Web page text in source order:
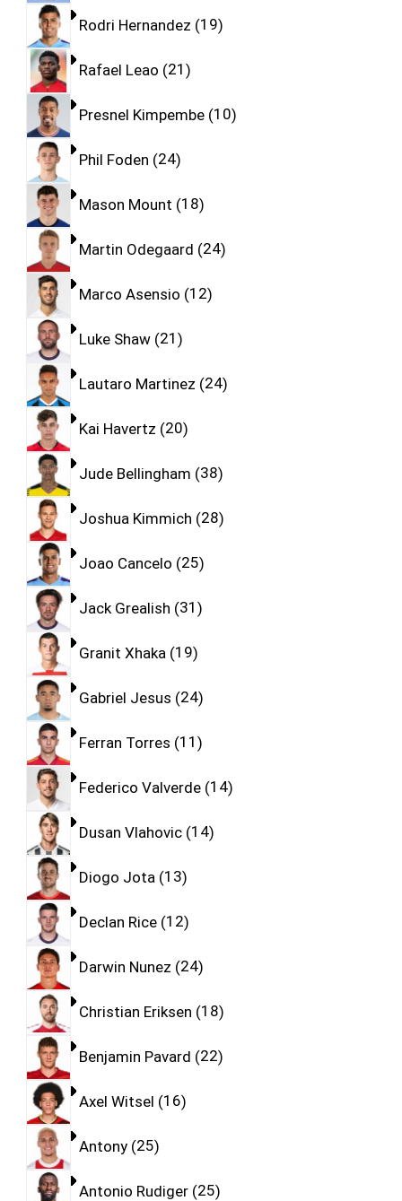
Rodri Hernandez 19
Rafael Leao 21
Presnel Kimpembe 10
Phil Foden 24
Mason Mount 18
Martin Odegaard 24
Marco Asensio 12
Luke Shaw 21
Lautaro Martinez 24
Kai Havertz 20
Jude Bellingham 38
Joshua Kimmich 28
Joao Cancelo 25
Jack Grealish 31
Granit Xhaka 19
Gabriel Jesus 24
Ferran Torres 11
Federico Valverde 14
Dusan Vlahovic 14
Diogo Jota 13
Declan Rice 12
Darwin Nunez 24
Christian Eriksen 18
Benjamin Pavard 22
Axel Witsel 16
Antony 25
Antonio Rudiger 25